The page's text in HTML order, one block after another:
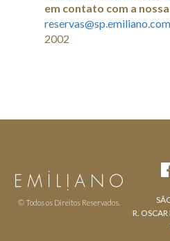
em contato com a
2002
© Todos os Direitos Reservados.
R.